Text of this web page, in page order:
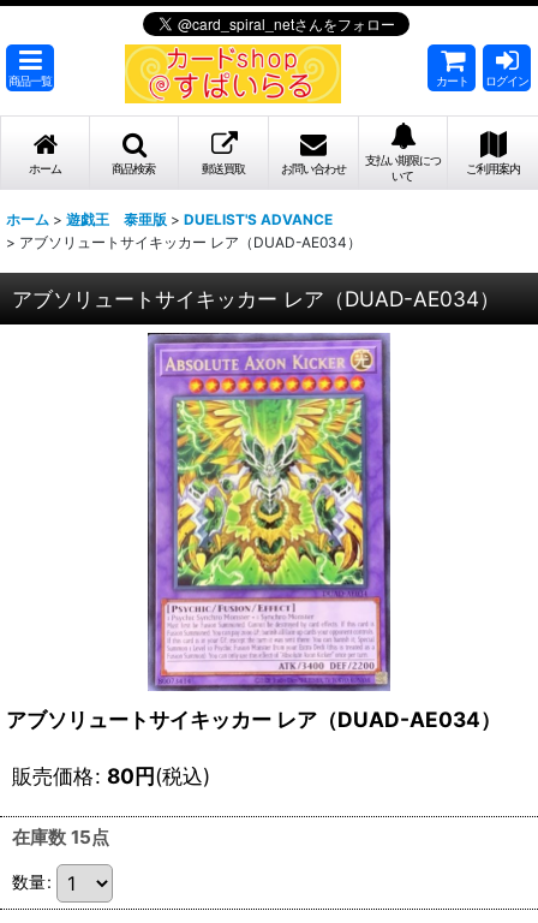
商品一覧 カート ログイン
ホーム 商品検索 郵送買取 お問い合わせ
支払い期限につ
いて
ご利用案内
ホーム > 遊戯王 泰亜版 > DUELIST'S ADVANCE
> アブソリュートサイキッカー レア（DUAD-AE034）
アブソリュートサイキッカー レア（DUAD-AE034）
アブソリュートサイキッカー レア（DUAD-AE034）
販売価格: 80円(税込)
在庫数 15点
数量: